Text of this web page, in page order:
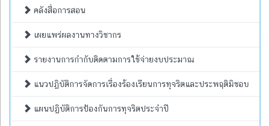
คลังสื่อการสอน
เผยแพร่ผลงานทางวิชากร
รายงานการกำกับติดตามการใช้จ่ายงบประมาณ
แนวปฏิบัติการจัดการเรื่องร้องเรียนการทุจริตและประพฤติมิชอบ
แผนปฏิบัติการป้องกันการทุจริตประจำปี